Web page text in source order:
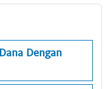
Dengan